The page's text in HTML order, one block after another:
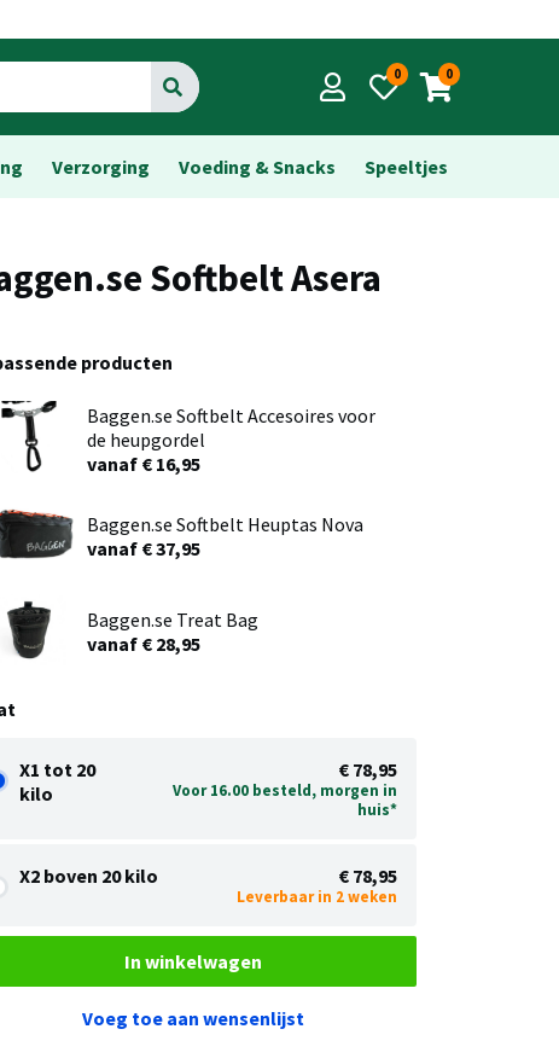
Go 0 0
Verzorging Voeding & Snacks Speeltjes
Softbelt Asera
producten
Baggen.se Softbelt Accesoires voor
de heupgordel
vanaf € 16,95
Baggen.se Softbelt Heuptas Nova
vanaf € 37,95
Baggen.se Treat Bag
vanaf € 28,95
X1 tot 20
kilo
€ 78,95
Voor 16.00 besteld, morgen in
huis*
X2 boven 20 kilo € 78,95
Leverbaar in 2 weken
In winkelwagen
Voeg toe aan wensenlijst